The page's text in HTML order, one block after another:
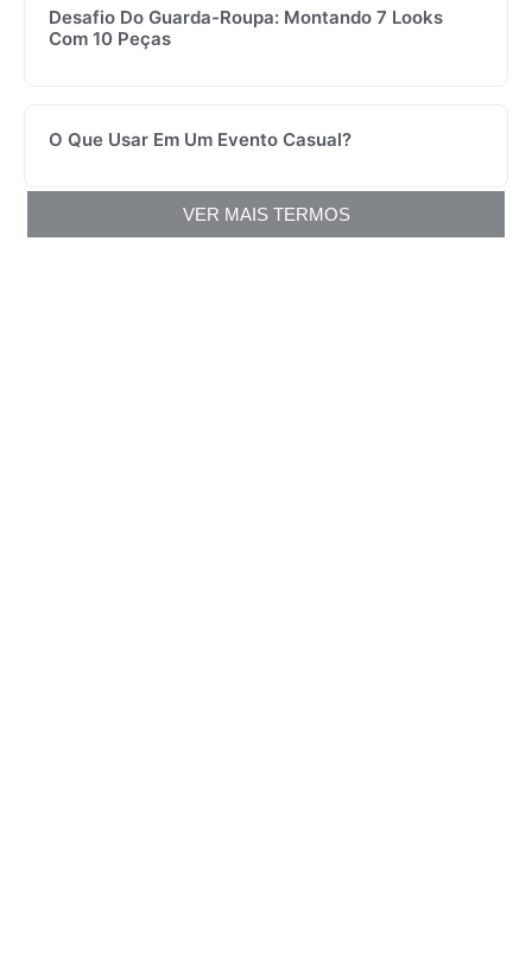
Desafio Do Guarda-Roupa: Montando 7 Looks
Com 10 Peças
O Que Usar Em Um Evento Casual?
VER MAIS TERMOS